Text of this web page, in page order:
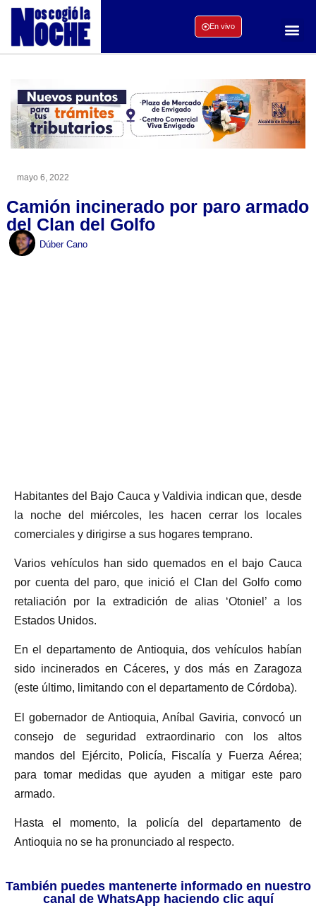
En vivo
mayo 6, 2022
Camión incinerado por paro armado
del Clan del Golfo
Dúber Cano
Habitantes del Bajo Cauca y Valdivia indican que, desde
la noche del miércoles, les hacen cerrar los locales
comerciales y dirigirse a sus hogares temprano.
Varios vehículos han sido quemados en el bajo Cauca
por cuenta del paro, que inició el Clan del Golfo como
retaliación por la extradición de alias ‘Otoniel’ a los
Estados Unidos.
En el departamento de Antioquia, dos vehículos habían
sido incinerados en Cáceres, y dos más en Zaragoza
(este último, limitando con el departamento de Córdoba).
El gobernador de Antioquia, Aníbal Gaviria, convocó un
consejo de seguridad extraordinario con los altos
mandos del Ejército, Policía, Fiscalía y Fuerza Aérea;
para tomar medidas que ayuden a mitigar este paro
armado.
Hasta el momento, la policía del departamento de
Antioquia no se ha pronunciado al respecto.
También puedes mantenerte informado en nuestro
canal de WhatsApp haciendo clic aquí